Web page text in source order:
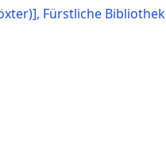
Fürstliche Bibliothek